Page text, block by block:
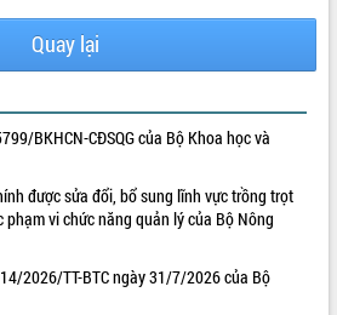
Quay lại
BKHCN-CĐSQG của Bộ Khoa học và
được sửa đổi, bổ sung lĩnh vực trồng trọt
vi chức năng quản lý của Bộ Nông
2026/TT-BTC ngày 31/7/2026 của Bộ